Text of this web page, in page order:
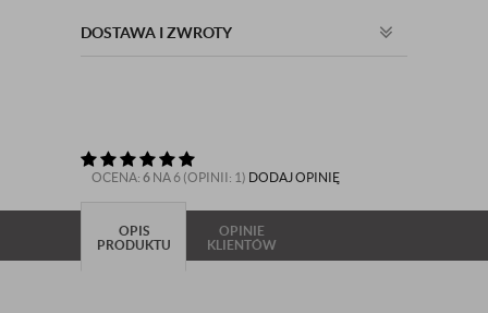
DOSTAWA I ZWROTY
OCENA: 6 NA 6 (OPINII: 1) DODAJ OPINIĘ
OPIS
PRODUKTU
OPINIE
KLIENTÓW